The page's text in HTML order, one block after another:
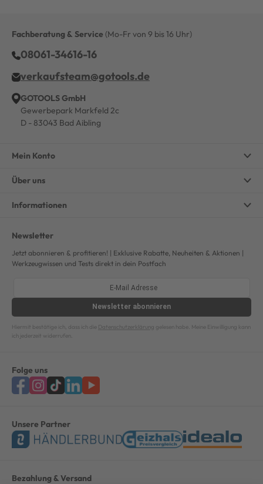
Fachberatung & Service (Mo-Fr von 9 bis 16 Uhr)
08061-34616-16
verkaufsteam@gotools.de
GOTOOLS GmbH
Gewerbepark Markfeld 2c
D - 83043 Bad Aibling
Mein Konto
Über uns
Informationen
Newsletter
Jetzt abonnieren & profitieren! | Exklusive Rabatte, Neuheiten & Aktionen |
Werkzeugwissen und Tests direkt in dein Postfach
Newsletter abonnieren
Hiermit bestätige ich, dass ich die Datenschutzerklärung gelesen habe. Meine Einwilligung kann
ich jederzeit widerrufen.
Folge uns
Unsere Partner
Bezahlung & Versand